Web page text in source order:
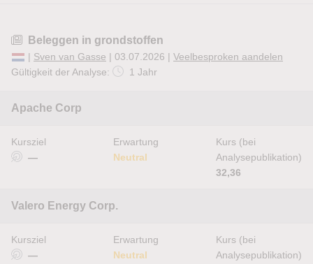
Beleggen in grondstoffen
| Sven van Gasse | 03.07.2026 | Veelbesproken aandelen
Gültigkeit der Analyse:
1 Jahr
Apache Corp
Kursziel
—
Erwartung
Neutral
Kurs (bei
Analysepublikation)
32,36
Valero Energy Corp.
Kursziel
—
Erwartung
Neutral
Kurs (bei
Analysepublikation)